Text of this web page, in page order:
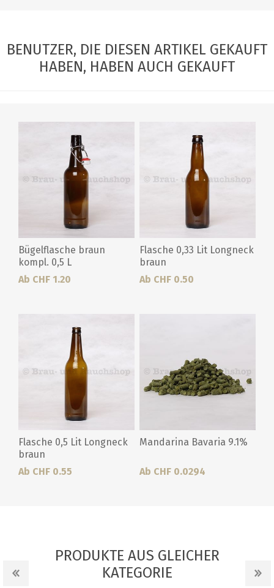
BENUTZER, DIE DIESEN ARTIKEL GEKAUFT
HABEN, HABEN AUCH GEKAUFT
Bügelflasche braun
kompl. 0,5 L
Ab CHF 1.20
Flasche 0,33 Lit Longneck
braun
Ab CHF 0.50
Flasche 0,5 Lit Longneck
braun
Ab CHF 0.55
Mandarina Bavaria 9.1%
Ab CHF 0.0294
PRODUKTE AUS GLEICHER
KATEGORIE